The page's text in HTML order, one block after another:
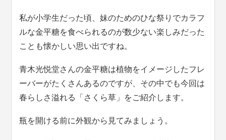
私が小学生だった頃、妹のためのひな祭りでカラフ
ルな金平糖を食べられるのが数少ない楽しみだった
ことも懐かしい思い出ですね。
青木光悦堂さんの金平糖は植物をイメージしたフレ
ーバーがたくさんあるのですが、その中でも今回は
春らしさ溢れる「さくら草」をご紹介します。
瓶を開ける前に外観から見てみましょう。